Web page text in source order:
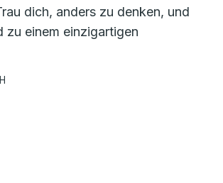
dich, anders zu denken, und
zu einem einzigartigen